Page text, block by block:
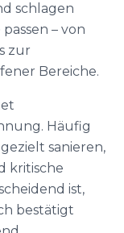
schlagen
– von
zur
Bereiche.
Häufig
sanieren,
kritische
ist,
bestätigt